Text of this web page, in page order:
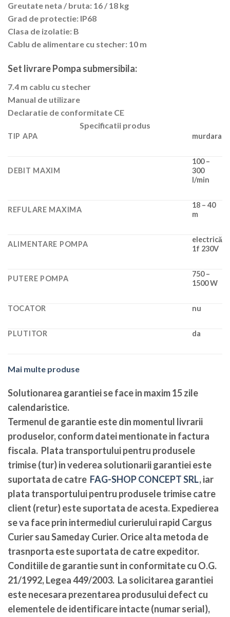
Greutate neta / bruta: 16 / 18 kg
Grad de protectie: IP68
Clasa de izolatie: B
Cablu de alimentare cu stecher: 10 m
Set livrare Pompa submersibila:
7.4 m cablu cu stecher
Manual de utilizare
Declaratie de conformitate CE
Specificatii produs
TIP APA murdara
DEBIT MAXIM
100 –
300
l/min
REFULARE MAXIMA
18 – 40
m
ALIMENTARE POMPA
electrică
1f 230V
PUTERE POMPA
750 –
1500 W
TOCATOR nu
PLUTITOR da
Mai multe produse
Solutionarea garantiei se face in maxim 15 zile
calendaristice.
Termenul de garantie este din momentul livrarii
produselor, conform datei mentionate in factura
fiscala. Plata transportului pentru produsele
trimise (tur) in vederea solutionarii garantiei este
suportata de catre FAG-SHOP CONCEPT SRL, iar
plata transportului pentru produsele trimise catre
client (retur) este suportata de acesta. Expedierea
se va face prin intermediul curierului rapid Cargus
Curier sau Sameday Curier. Orice alta metoda de
trasnporta este suportata de catre expeditor.
Conditiile de garantie sunt in conformitate cu O.G.
21/1992, Legea 449/2003. La solicitarea garantiei
este necesara prezentarea produsului defect cu
elementele de identificare intacte (numar serial),